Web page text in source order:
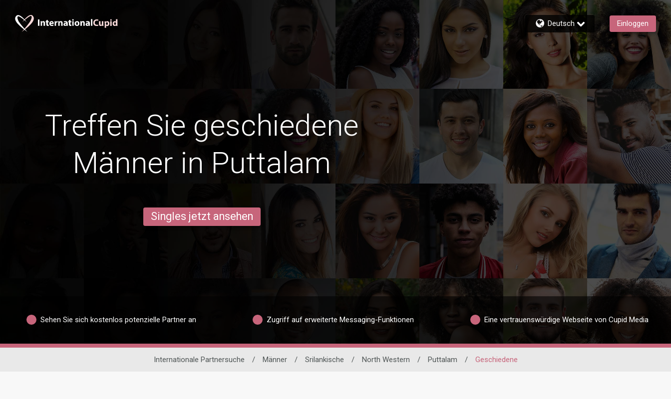
Deutsch Einloggen
Treffen Sie geschiedene
Männer in Puttalam
Singles jetzt ansehen
Sehen Sie sich kostenlos potenzielle Partner an Zugriff auf erweiterte Messaging-Funktionen Eine vertrauenswürdige Webseite von Cupid Media
Internationale Partnersuche / Männer / Srilankische / North Western / Puttalam / Geschiedene